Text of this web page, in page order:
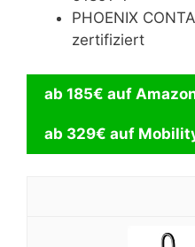
PHOENIX
zertifiziert
ab 185€ auf
ab 329€ auf